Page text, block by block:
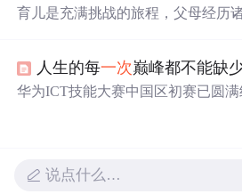
育儿是充满挑战的旅程，父母经历
的每一刻，用爱滋养孩子成长。
人生的每一次巅峰都不能缺
华为ICT技能大赛中国区初赛已圆
采用真实环境进行lab动手实验。
说点什么…